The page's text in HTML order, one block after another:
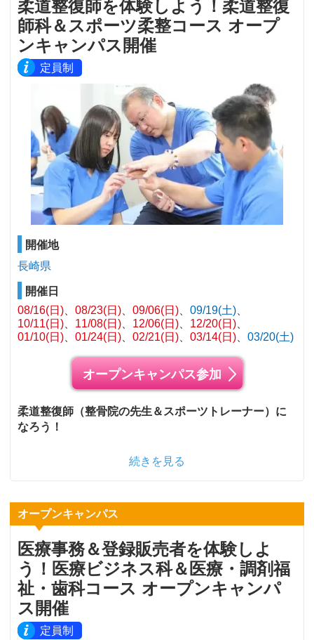
柔道整復師を体験しよう！柔道整復
師科＆スポーツ柔整コース オープ
ンキャンパス開催
定員制
開催地
長崎県
開催日
08/16(日)
08/23(日) 09/06(日)
09/19(土)
10/11(日)
11/08(日) 12/06(日)
12/20(日)
01/10(日)
01/24(日) 02/21(日) 03/14(日) 03/20(土)
オープンキャンパス参加
柔道整復師（整骨院の先生＆スポーツトレーナー）に
なろう！
続きを見る
オープンキャンパス
医療事務＆登録販売者を体験しよ
う！医療ビジネス科＆医療・調剤福
祉・歯科コース オープンキャンパ
ス開催
定員制